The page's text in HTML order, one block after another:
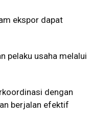
ekspor dapat
pelaku usaha melalui
dengan
berjalan efektif